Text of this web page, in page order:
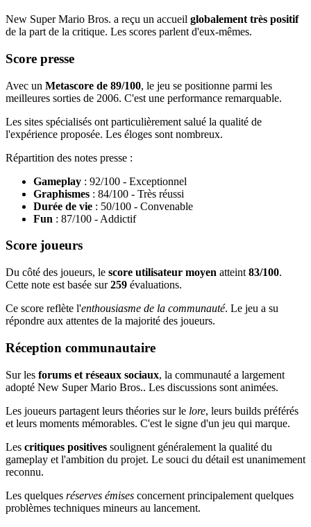
New Super Mario Bros. a reçu un accueil globalement très positif
de la part de la critique. Les scores parlent d'eux-mêmes.
Score presse
Avec un Metascore de 89/100, le jeu se positionne parmi les
meilleures sorties de 2006. C'est une performance remarquable.
Les sites spécialisés ont particulièrement salué la qualité de
l'expérience proposée. Les éloges sont nombreux.
Répartition des notes presse :
Gameplay : 92/100 - Exceptionnel
Graphismes : 84/100 - Très réussi
Durée de vie : 50/100 - Convenable
Fun : 87/100 - Addictif
Score joueurs
Du côté des joueurs, le score utilisateur moyen atteint 83/100.
Cette note est basée sur259 évaluations.
Ce score reflète l'enthousiasme de la communauté. Le jeu a su
répondre aux attentes de la majorité des joueurs.
Réception communautaire
Sur les forums et réseaux sociaux, la communauté a largement
adopté New Super Mario Bros.. Les discussions sont animées.
Les joueurs partagent leurs théories sur le lore, leurs builds préférés
et leurs moments mémorables. C'est le signe d'un jeu qui marque.
Les critiques positives soulignent généralement la qualité du
gameplay et l'ambition du projet. Le souci du détail est unanimement
reconnu.
Les quelques réserves émises concernent principalement quelques
problèmes techniques mineurs au lancement.